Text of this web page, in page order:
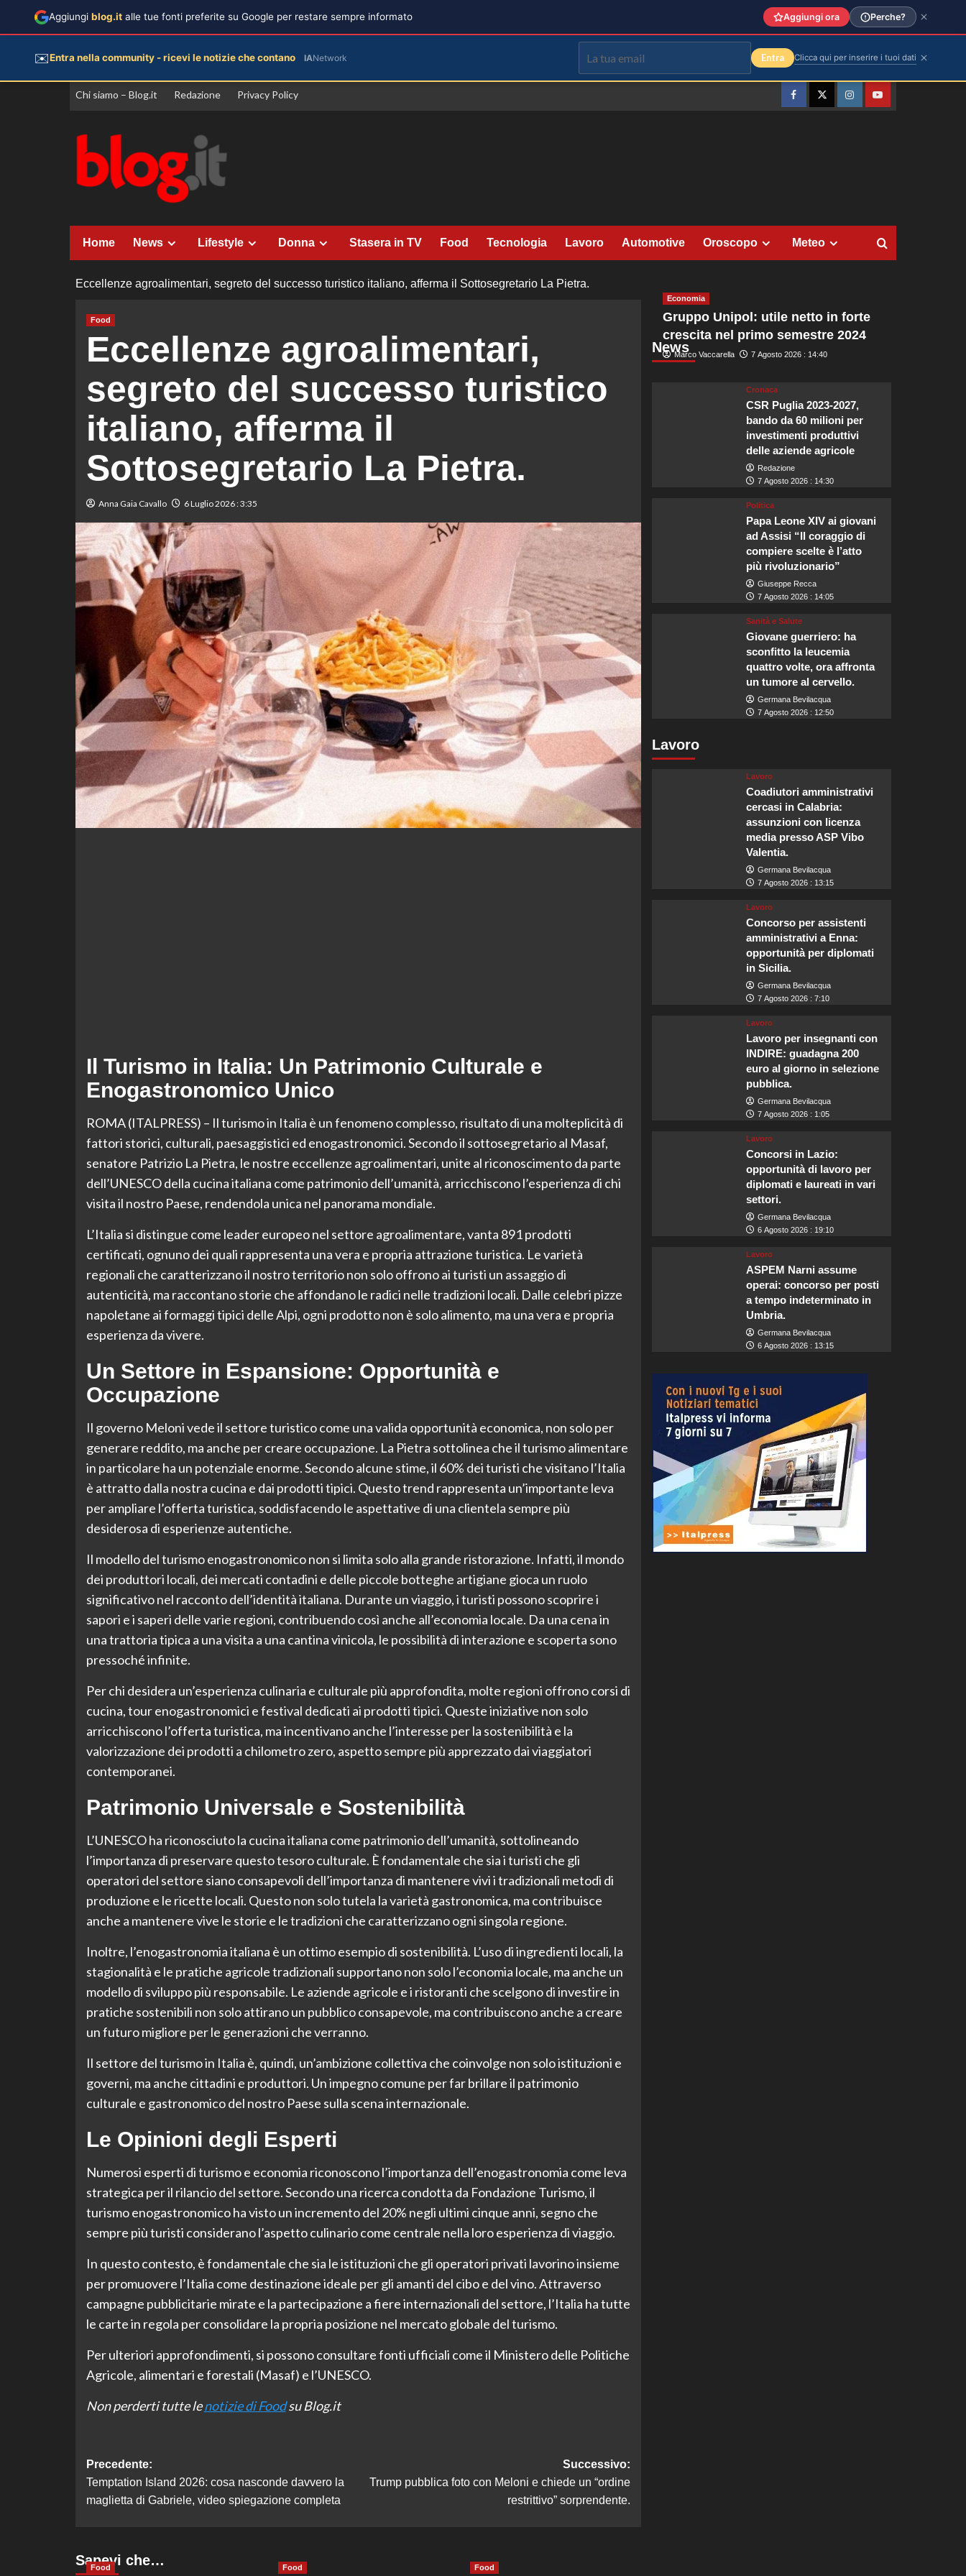
Vai
Chi siamo – Blog.it Redazione Privacy Policy
FacebookTwitterInstagramYouTube
Home News Lifestyle Donna Stasera in TV Food Tecnologia Lavoro Automotive Oroscopo Meteo
Eccellenze agroalimentari, segreto del successo turistico italiano, afferma il Sottosegretario La Pietra.
Food
Eccellenze agroalimentari,
segreto del successo turistico
italiano, afferma il
Sottosegretario La Pietra.
Anna Gaia Cavallo 6 Luglio 2026 : 3:35
Il Turismo in Italia: Un Patrimonio Culturale e
Enogastronomico Unico
ROMA (ITALPRESS) – Il turismo in Italia è un fenomeno complesso, risultato di una molteplicità di
fattori storici, culturali, paesaggistici ed enogastronomici. Secondo il sottosegretario al Masaf,
senatore Patrizio La Pietra, le nostre eccellenze agroalimentari, unite al riconoscimento da parte
dell’UNESCO della cucina italiana come patrimonio dell’umanità, arricchiscono l’esperienza di chi
visita il nostro Paese, rendendola unica nel panorama mondiale.
L’Italia si distingue come leader europeo nel settore agroalimentare, vanta 891 prodotti
certificati, ognuno dei quali rappresenta una vera e propria attrazione turistica. Le varietà
regionali che caratterizzano il nostro territorio non solo offrono ai turisti un assaggio di
autenticità, ma raccontano storie che affondano le radici nelle tradizioni locali. Dalle celebri pizze
napoletane ai formaggi tipici delle Alpi, ogni prodotto non è solo alimento, ma una vera e propria
esperienza da vivere.
Un Settore in Espansione: Opportunità e
Occupazione
Il governo Meloni vede il settore turistico come una valida opportunità economica, non solo per
generare reddito, ma anche per creare occupazione. La Pietra sottolinea che il turismo alimentare
in particolare ha un potenziale enorme. Secondo alcune stime, il 60% dei turisti che visitano l’Italia
è attratto dalla nostra cucina e dai prodotti tipici. Questo trend rappresenta un’importante leva
per ampliare l’offerta turistica, soddisfacendo le aspettative di una clientela sempre più
desiderosa di esperienze autentiche.
Il modello del turismo enogastronomico non si limita solo alla grande ristorazione. Infatti, il mondo
dei produttori locali, dei mercati contadini e delle piccole botteghe artigiane gioca un ruolo
significativo nel racconto dell’identità italiana. Durante un viaggio, i turisti possono scoprire i
sapori e i saperi delle varie regioni, contribuendo così anche all’economia locale. Da una cena in
una trattoria tipica a una visita a una cantina vinicola, le possibilità di interazione e scoperta sono
pressoché infinite.
Per chi desidera un’esperienza culinaria e culturale più approfondita, molte regioni offrono corsi di
cucina, tour enogastronomici e festival dedicati ai prodotti tipici. Queste iniziative non solo
arricchiscono l’offerta turistica, ma incentivano anche l’interesse per la sostenibilità e la
valorizzazione dei prodotti a chilometro zero, aspetto sempre più apprezzato dai viaggiatori
contemporanei.
Patrimonio Universale e Sostenibilità
L’UNESCO ha riconosciuto la cucina italiana come patrimonio dell’umanità, sottolineando
l’importanza di preservare questo tesoro culturale. È fondamentale che sia i turisti che gli
operatori del settore siano consapevoli dell’importanza di mantenere vivi i tradizionali metodi di
produzione e le ricette locali. Questo non solo tutela la varietà gastronomica, ma contribuisce
anche a mantenere vive le storie e le tradizioni che caratterizzano ogni singola regione.
Inoltre, l’enogastronomia italiana è un ottimo esempio di sostenibilità. L’uso di ingredienti locali, la
stagionalità e le pratiche agricole tradizionali supportano non solo l’economia locale, ma anche un
modello di sviluppo più responsabile. Le aziende agricole e i ristoranti che scelgono di investire in
pratiche sostenibili non solo attirano un pubblico consapevole, ma contribuiscono anche a creare
un futuro migliore per le generazioni che verranno.
Il settore del turismo in Italia è, quindi, un’ambizione collettiva che coinvolge non solo istituzioni e
governi, ma anche cittadini e produttori. Un impegno comune per far brillare il patrimonio
culturale e gastronomico del nostro Paese sulla scena internazionale.
Le Opinioni degli Esperti
Numerosi esperti di turismo e economia riconoscono l’importanza dell’enogastronomia come leva
strategica per il rilancio del settore. Secondo una ricerca condotta da Fondazione Turismo, il
turismo enogastronomico ha visto un incremento del 20% negli ultimi cinque anni, segno che
sempre più turisti considerano l’aspetto culinario come centrale nella loro esperienza di viaggio.
In questo contesto, è fondamentale che sia le istituzioni che gli operatori privati lavorino insieme
per promuovere l’Italia come destinazione ideale per gli amanti del cibo e del vino. Attraverso
campagne pubblicitarie mirate e la partecipazione a fiere internazionali del settore, l’Italia ha tutte
le carte in regola per consolidare la propria posizione nel mercato globale del turismo.
Per ulteriori approfondimenti, si possono consultare fonti ufficiali come il Ministero delle Politiche
Agricole, alimentari e forestali (Masaf) e l’UNESCO.
Non perderti tutte lenotizie di Foodsu Blog.it
Navigazione
articolo
Precedente:
Temptation Island 2026: cosa nasconde davvero la
maglietta di Gabriele, video spiegazione completa
Successivo:
Trump pubblica foto con Meloni e chiede un “ordine
restrittivo” sorprendente.
Sapevi che…
Food Food Food
News
Economia
Gruppo Unipol: utile netto in forte
crescita nel primo semestre 2024
Marco Vaccarella 7 Agosto 2026 : 14:40
Cronaca
CSR Puglia 2023-2027,
bando da 60 milioni per
investimenti produttivi
delle aziende agricole
Redazione
7 Agosto 2026 : 14:30
Politica
Papa Leone XIV ai giovani
ad Assisi “Il coraggio di
compiere scelte è l’atto
più rivoluzionario”
Giuseppe Recca
7 Agosto 2026 : 14:05
Sanità e Salute
Giovane guerriero: ha
sconfitto la leucemia
quattro volte, ora affronta
un tumore al cervello.
Germana Bevilacqua
7 Agosto 2026 : 12:50
Lavoro
Lavoro
Coadiutori amministrativi
cercasi in Calabria:
assunzioni con licenza
media presso ASP Vibo
Valentia.
Germana Bevilacqua
7 Agosto 2026 : 13:15
Lavoro
Concorso per assistenti
amministrativi a Enna:
opportunità per diplomati
in Sicilia.
Germana Bevilacqua
7 Agosto 2026 : 7:10
Lavoro
Lavoro per insegnanti con
INDIRE: guadagna 200
euro al giorno in selezione
pubblica.
Germana Bevilacqua
7 Agosto 2026 : 1:05
Lavoro
Concorsi in Lazio:
opportunità di lavoro per
diplomati e laureati in vari
settori.
Germana Bevilacqua
6 Agosto 2026 : 19:10
Lavoro
ASPEM Narni assume
operai: concorso per posti
a tempo indeterminato in
Umbria.
Germana Bevilacqua
6 Agosto 2026 : 13:15
Aggiungi blog.it alle tue fonti preferite su Google per restare sempre informato Aggiungi ora Perche?
✉️Entra nella community - ricevi le notizie che contano IANetwork Entra Clicca qui per inserire i tuoi dati